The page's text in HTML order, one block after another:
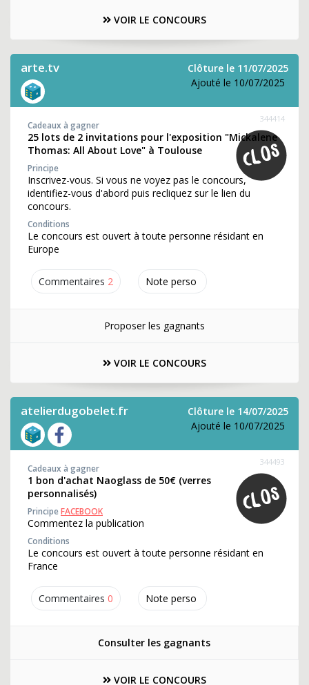
VOIR LE CONCOURS
arte.tv
Clôture le 11/07/2025
Ajouté le 10/07/2025
Commentaires 2 Note perso
344414
Cadeaux à gagner
25 lots de 2 invitations pour l'exposition "Mickalene
Thomas: All About Love" à Toulouse
Principe
Inscrivez-vous. Si vous ne voyez pas le concours,
identifiez-vous d'abord puis recliquez sur le lien du
concours.
Conditions
Le concours est ouvert à toute personne résidant en
Europe
Proposer les gagnants
VOIR LE CONCOURS
atelierdugobelet.fr
Clôture le 14/07/2025
Ajouté le 10/07/2025
Commentaires 0 Note perso
344493
Cadeaux à gagner
1 bon d'achat Naoglass de 50€ (verres
personnalisés)
PrincipeFACEBOOK
Commentez la publication
Conditions
Le concours est ouvert à toute personne résidant en
France
Consulter les gagnants
VOIR LE CONCOURS